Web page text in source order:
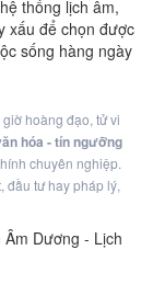
thống lịch âm,
xấu để chọn được
sống hàng ngày
hoàng đạo, tử vi
hóa - tín ngưỡng
chuyên nghiệp.
đầu tư hay pháp lý,
Âm Dương - Lịch